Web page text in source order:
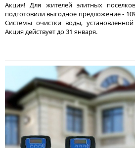
Акция! Для жителей элитных
подготовили выгодное предложение -
Системы очистки воды,
Акция действует до 31 января.